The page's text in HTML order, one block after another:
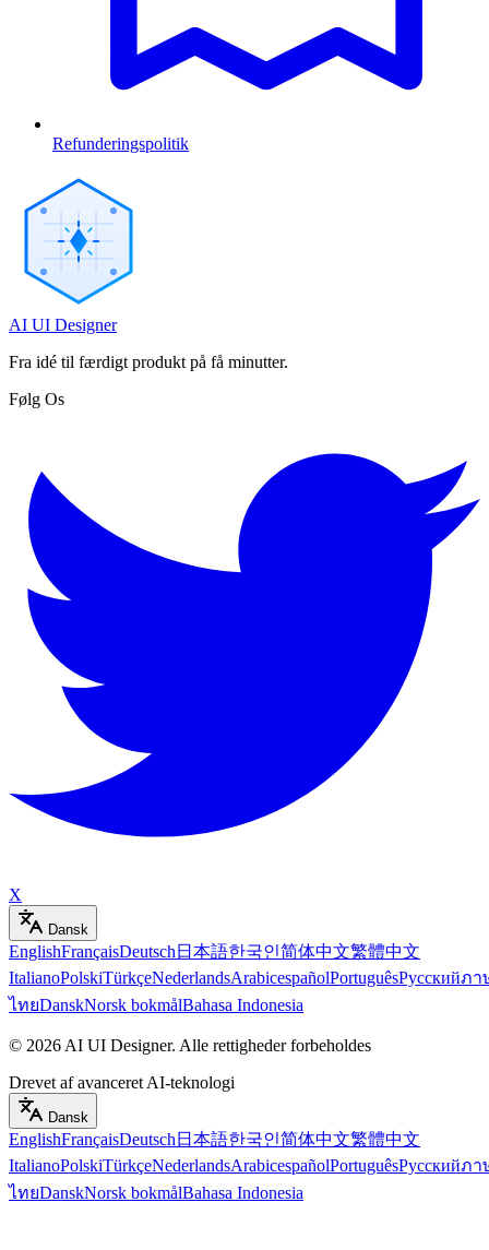
Refunderingspolitik
AI UI Designer
Fra idé til færdigt produkt på få minutter.
Følg Os
X
Dansk
EnglishFrançaisDeutsch 日本語한국인简体中文繁體中文
ItalianoPolskiTürkçeNederlandsArabicespañolPortuguêsРусскийภา
ไทยDanskNorsk bokmålBahasa Indonesia
© 2026 AI UI Designer. Alle rettigheder forbeholdes
Drevet af avanceret AI-teknologi
Dansk
EnglishFrançaisDeutsch 日本語한국인简体中文繁體中文
ItalianoPolskiTürkçeNederlandsArabicespañolPortuguêsРусскийภา
ไทยDanskNorsk bokmålBahasa Indonesia